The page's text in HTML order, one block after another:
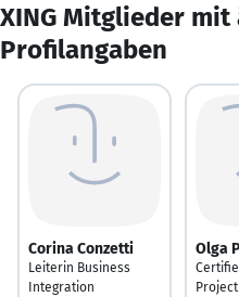
XING Mitglieder mit
Profilangaben
Corina Conzetti
Leiterin Business
Integration
Olga